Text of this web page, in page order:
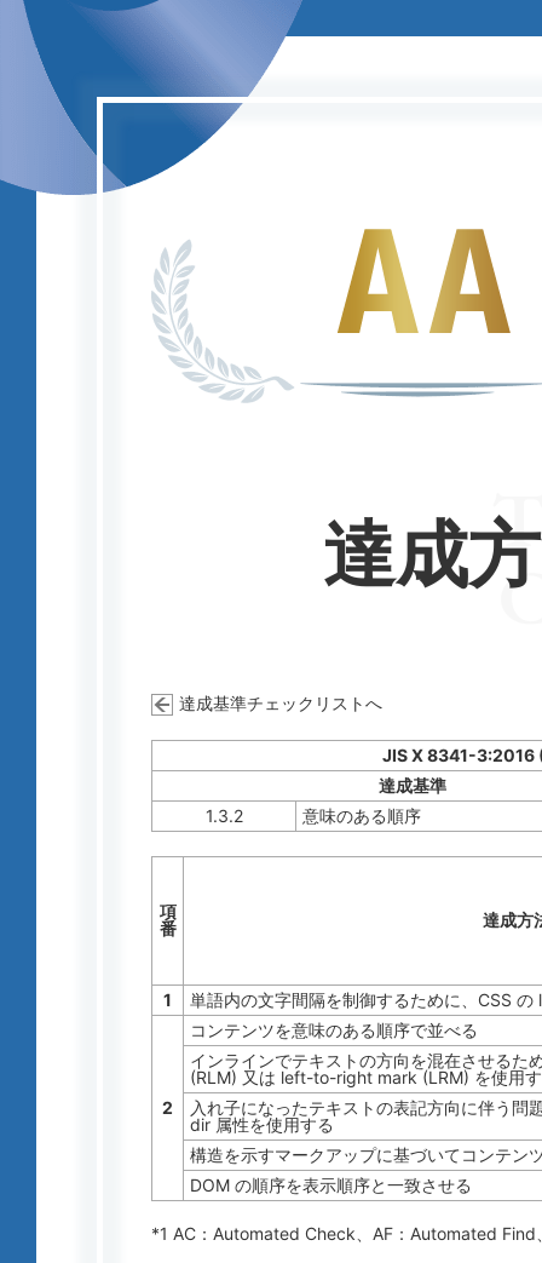
達成
達成基準チェックリストへ
JIS X 8341-
達成基準
1.3.2
意味のある順序
項
番
達成方
1 単語内の文字間隔を制御するために、CSS
2
コンテンツを意味のある順序で並べる
インラインでテキストの方向を混在させる
(RLM) 又は left-to-right mark (LRM) を使用
入れ子になったテキストの表記方向に伴う問
dir 属性を使用する
構造を示すマークアップに基づいてコンテン
DOM の順序を表示順序と一致させる
*1 AC： Automated Check 、AF： Automated Find